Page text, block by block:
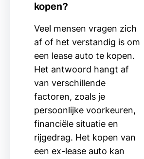
kopen?
Veel mensen vragen zich
af of het verstandig is om
een lease auto te kopen.
Het antwoord hangt af
van verschillende
factoren, zoals je
persoonlijke voorkeuren,
financiële situatie en
rijgedrag. Het kopen van
een ex-lease auto kan